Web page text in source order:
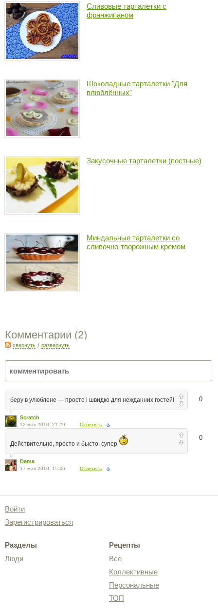
Сливовые тарталетки с
франжипаном
Шоколадные тарталетки "Для
влюблённых"
Закусочные тарталетки (постные)
Миндальные тарталетки со
сливочно-творожным кремом
Комментарии (2)
свернуть / развернуть
0
беру в улюблене — просто і швидко для нежданних гостей!
Scratch
12 мая 2010, 21:29 Ответить
0
Действительно, просто и бысто, супер
Dama
17 мая 2010, 15:46 Ответить
Войти
Зарегистрироваться
Разделы
Люди
Рецепты
Все
Коллективные
Персональные
ТОП